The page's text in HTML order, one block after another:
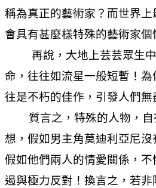
稱為真正的藝術家？而世界上
會具有甚麼樣特殊的藝術家個
再說，大地上芸芸眾生中
命，往往如流星一般短暫！
往是不朽的佳作，引發人們無
質言之，特殊的人物，自
想，假如男主角莫迪利亞尼沒
假如他們兩人的情愛關係，不
遏與極力反對！換言之，若